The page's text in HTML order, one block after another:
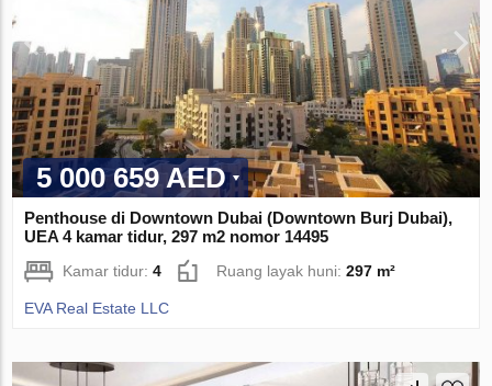
5 000 659 AED
Penthouse di Downtown Dubai (Downtown Burj Dubai),
UEA 4 kamar tidur, 297 m2 nomor 14495
Kamar tidur:4 Ruang layak huni:297 m²
EVA Real Estate LLC